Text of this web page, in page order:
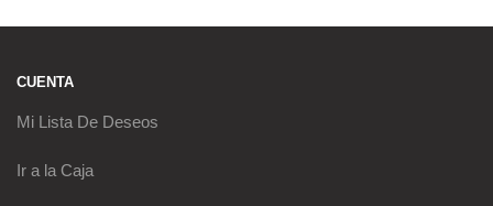
CUENTA
Mi Lista De Deseos
Ir a la Caja